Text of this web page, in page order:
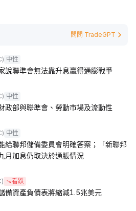
問問 TradeGPT
中性
說聯準會無法靠升息贏得通膨戰爭
中性
政部與聯準會、勞動市場及流動性
中性
給聯邦儲備委員會明確答案；「新聯邦
月加息仍取決於通脹情況
看跌
備資產負債表將縮減1.5兆美元